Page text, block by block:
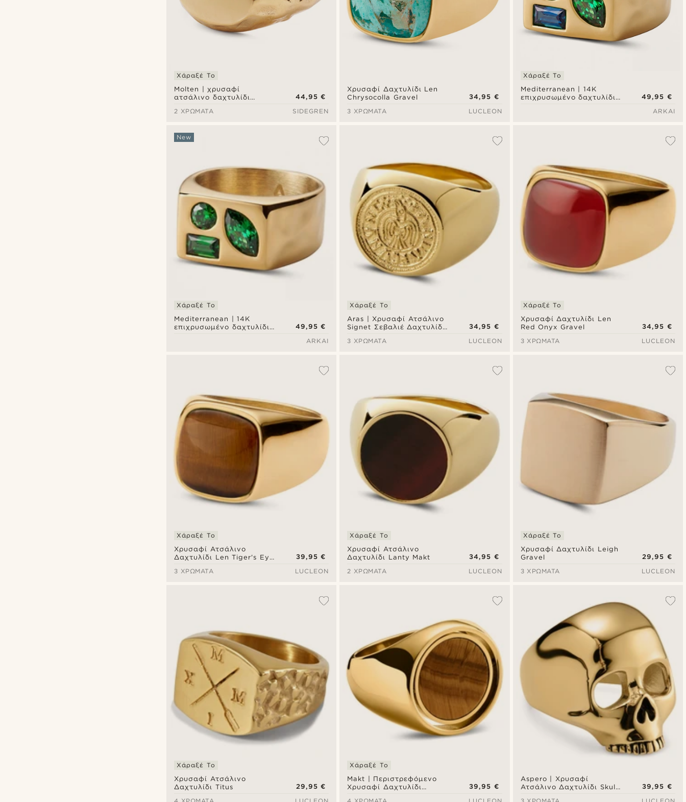
Molten | χρυσαφί
ατσάλινο δαχτυλίδι
Χάραξέ Το
44,95 €
2 ΧΡΏΜΑΤΑ
SIDEGREN
Χρυσαφί Δαχτυλίδι Len
Chrysocolla Gravel
34,95 €
3 ΧΡΏΜΑΤΑ
LUCLEON
Mediterranean | 14K
επιχρυσωμένο δαχτυλίδι
Χάραξέ Το
49,95 €
ARKAI
Mediterranean | 14K
επιχρυσωμένο δαχτυλίδι
New
Χάραξέ Το
49,95 €
ARKAI
Aras | Χρυσαφί Ατσάλινο
Signet Σεβαλιέ Δαχτυλίδι
Δάχτυλο
Χάραξέ Το
34,95 €
3 ΧΡΏΜΑΤΑ
LUCLEON
Χρυσαφί Δαχτυλίδι Len
Red Onyx Gravel
Χάραξέ Το
34,95 €
3 ΧΡΏΜΑΤΑ
LUCLEON
Χρυσαφί Ατσάλινο
Δαχτυλίδι Len Tiger's Eye
Χάραξέ Το
39,95 €
3 ΧΡΏΜΑΤΑ
LUCLEON
Χρυσαφί Ατσάλινο
Δαχτυλίδι Lanty Makt
Χάραξέ Το
34,95 €
2 ΧΡΏΜΑΤΑ
LUCLEON
Χρυσαφί Δαχτυλίδι Leigh
Gravel
Χάραξέ Το
29,95 €
3 ΧΡΏΜΑΤΑ
LUCLEON
Χρυσαφί Ατσάλινο
Δαχτυλίδι Titus
Χάραξέ Το
29,95 €
Makt | Περιστρεφόμενο
Χρυσαφί Δαχτυλίδι
Χάραξέ Το
39,95 €
Aspero | Χρυσαφί
Ατσάλινο Δαχτυλίδι Skull
39,95 €